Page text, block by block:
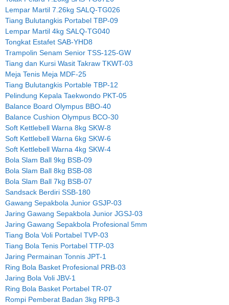
Lempar Martil 7.26kg SALQ-TG026
Tiang Bulutangkis Portabel TBP-09
Lempar Martil 4kg SALQ-TG040
Tongkat Estafet SAB-YHD8
Trampolin Senam Senior TSS-125-GW
Tiang dan Kursi Wasit Takraw TKWT-03
Meja Tenis Meja MDF-25
Tiang Bulutangkis Portable TBP-12
Pelindung Kepala Taekwondo PKT-05
Balance Board Olympus BBO-40
Balance Cushion Olympus BCO-30
Soft Kettlebell Warna 8kg SKW-8
Soft Kettlebell Warna 6kg SKW-6
Soft Kettlebell Warna 4kg SKW-4
Bola Slam Ball 9kg BSB-09
Bola Slam Ball 8kg BSB-08
Bola Slam Ball 7kg BSB-07
Sandsack Berdiri SSB-180
Gawang Sepakbola Junior GSJP-03
Jaring Gawang Sepakbola Junior JGSJ-03
Jaring Gawang Sepakbola Profesional 5mm
Tiang Bola Voli Portabel TVP-03
Tiang Bola Tenis Portabel TTP-03
Jaring Permainan Tonnis JPT-1
Ring Bola Basket Profesional PRB-03
Jaring Bola Voli JBV-1
Ring Bola Basket Portabel TR-07
Rompi Pemberat Badan 3kg RPB-3